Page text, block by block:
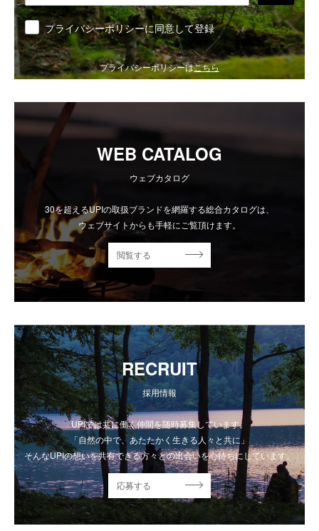
同意 プライバシーポリシーに同意して登録
プライバシーポリシーはこちら
WEB CATALOG
ウェブカタログ
30を超えるUPIの取扱ブランドを網羅する総合カタログは、
ウェブサイトからも手軽にご覧頂けます。
閲覧する
RECRUIT
採用情報
UPIでは共に働く仲間を随時募集しています。
「自然の中で、あたたかく生きる人々と共に」
そんなUPIの想いを共有できる方々との出会いを心待ちにしています。
応募する